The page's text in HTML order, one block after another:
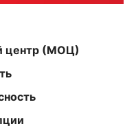
центр (МОЦ)